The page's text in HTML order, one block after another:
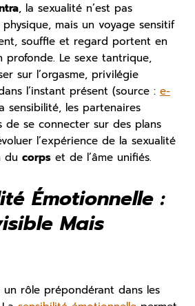
, la sexualité n’est pas
mais un voyage sensitif
souffle et regard portent en
profonde. Le sexe tantrique,
sur l’orgasme, privilégie
l’instant présent (source : e-
sensibilité, les partenaires
de se connecter sur des plans
l’expérience de la sexualité
du corps et de l’âme unifiés.
Émotionnelle :
Mais
rôle prépondérant dans les